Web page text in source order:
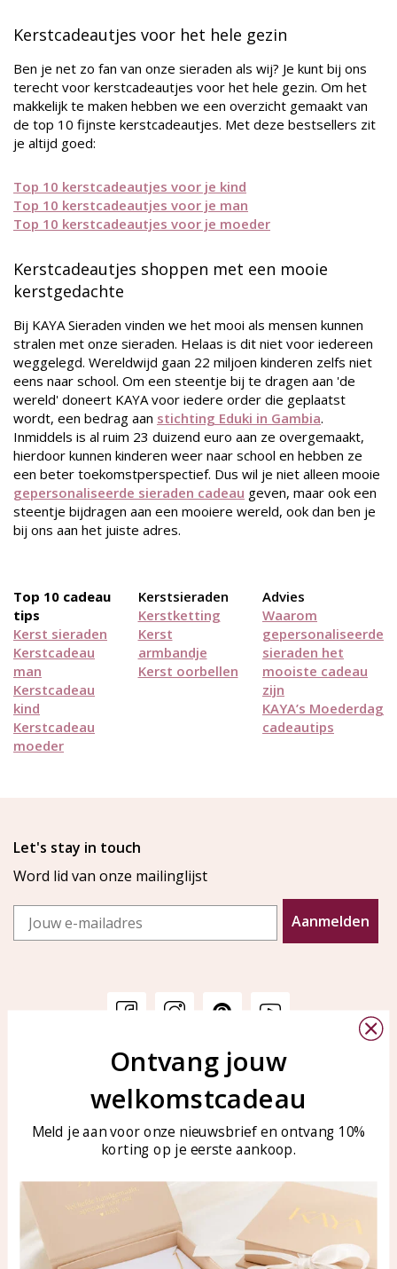
Kerstcadeautjes voor het hele gezin
Ben je net zo fan van onze sieraden als wij? Je kunt bij ons
terecht voor kerstcadeautjes voor het hele gezin. Om het
makkelijk te maken hebben we een overzicht gemaakt van
de top 10 fijnste kerstcadeautjes. Met deze bestsellers zit
je altijd goed:
Top 10 kerstcadeautjes voor je kind
Top 10 kerstcadeautjes voor je man
Top 10 kerstcadeautjes voor je moeder
Kerstcadeautjes shoppen met een mooie
kerstgedachte
Bij KAYA Sieraden vinden we het mooi als mensen kunnen
stralen met onze sieraden. Helaas is dit niet voor iedereen
weggelegd. Wereldwijd gaan 22 miljoen kinderen zelfs niet
eens naar school. Om een steentje bij te dragen aan 'de
wereld' doneert KAYA voor iedere order die geplaatst
wordt, een bedrag aan stichting Eduki in Gambia.
Inmiddels is al ruim 23 duizend euro aan ze overgemaakt,
hierdoor kunnen kinderen weer naar school en hebben ze
een beter toekomstperspectief. Dus wil je niet alleen mooie
gepersonaliseerde sieraden cadeau geven, maar ook een
steentje bijdragen aan een mooiere wereld, ook dan ben je
bij ons aan het juiste adres.
Top 10 cadeau
tips
Kerst sieraden
Kerstcadeau
man
Kerstcadeau
kind
Kerstcadeau
moeder
Kerstsieraden
Kerstketting
Kerst
armbandje
Kerst oorbellen
Advies
Waarom
gepersonaliseerde
sieraden het
mooiste cadeau
zijn
KAYA’s Moederdag
cadeautips
Let's stay in touch
Word lid van onze mailinglijst
Email
Aanmelden
Veelgestelde vragen
Sieraden onderhouden
KAYA Sieraden
Bellen of WhatsApp Ma-Vr
tussen 09:00-17:00
Tel: 0850003187
WhatsApp: 0850003187
klantenservice@kayasierade
Ontvang jouw
welkomstcadeau
Meld je aan voor onze nieuwsbrief en ontvang 10%
korting op je eerste aankoop.